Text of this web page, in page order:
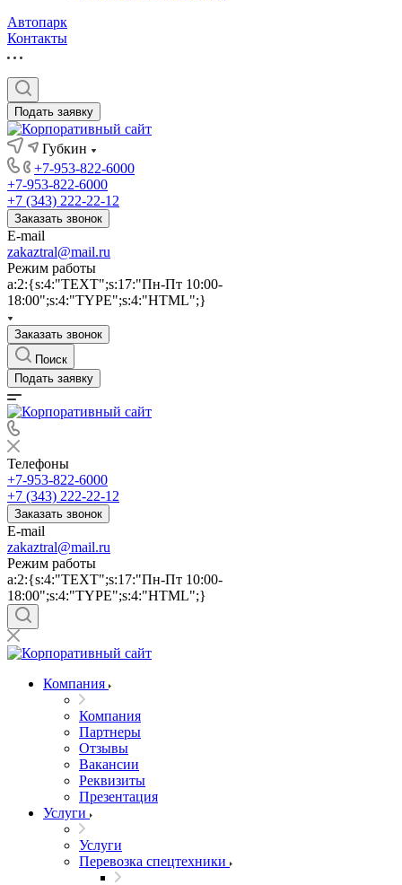
Автопарк
Контакты
Подать заявку
Губкин
+7-953-822-6000
+7-953-822-6000
+7 (343) 222-22-12
Заказать звонок
E-mail
zakaztral@mail.ru
Режим работы
a:2:{s:4:"TEXT";s:17:"Пн-Пт 10:00-
18:00";s:4:"TYPE";s:4:"HTML";}
Заказать звонок
Поиск
Подать заявку
Телефоны
+7-953-822-6000
+7 (343) 222-22-12
Заказать звонок
E-mail
zakaztral@mail.ru
Режим работы
a:2:{s:4:"TEXT";s:17:"Пн-Пт 10:00-
18:00";s:4:"TYPE";s:4:"HTML";}
Компания
Компания
Партнеры
Отзывы
Вакансии
Реквизиты
Презентация
Услуги
Услуги
Перевозка спецтехники